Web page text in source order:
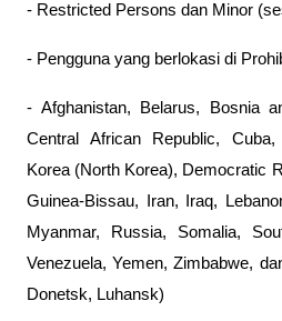
- Restricted Persons dan Minor
- Pengguna yang berlokasi di
- Afghanistan, Belarus, Bosnia
Central African Republic,
Korea (North Korea), Democratic
Guinea-Bissau, Iran, Iraq,
Myanmar, Russia, Somalia,
Venezuela, Yemen, Zimbabwe,
Donetsk, Luhansk)